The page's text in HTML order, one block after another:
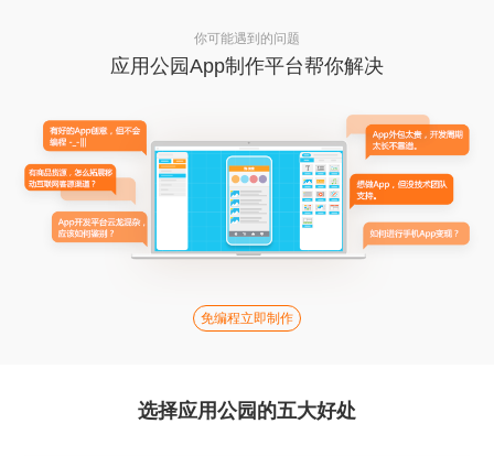
你可能遇到的问题
应用公园App制作平台帮你解决
免编程立即制作
选择应用公园的五大好处